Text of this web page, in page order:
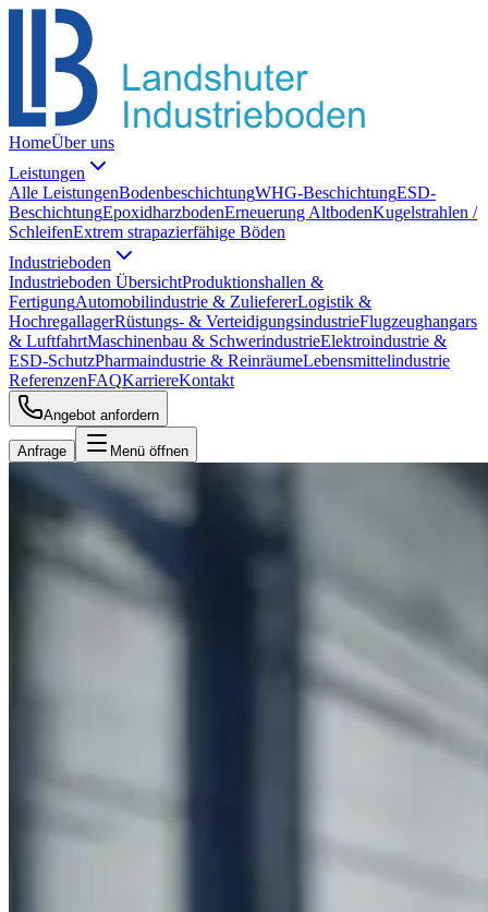
HomeÜber uns
Leistungen
Alle LeistungenBodenbeschichtungWHG-BeschichtungESD-
BeschichtungEpoxidharzbodenErneuerung AltbodenKugelstrahlen /
SchleifenExtrem strapazierfähige Böden
Industrieboden
Industrieboden ÜbersichtProduktionshallen &
FertigungAutomobilindustrie & ZuliefererLogistik &
HochregallagerRüstungs- & VerteidigungsindustrieFlugzeughangars
& LuftfahrtMaschinenbau & SchwerindustrieElektroindustrie &
ESD-SchutzPharmaindustrie & ReinräumeLebensmittelindustrie
ReferenzenFAQKarriereKontakt
Angebot anfordern
Anfrage Menü öffnen